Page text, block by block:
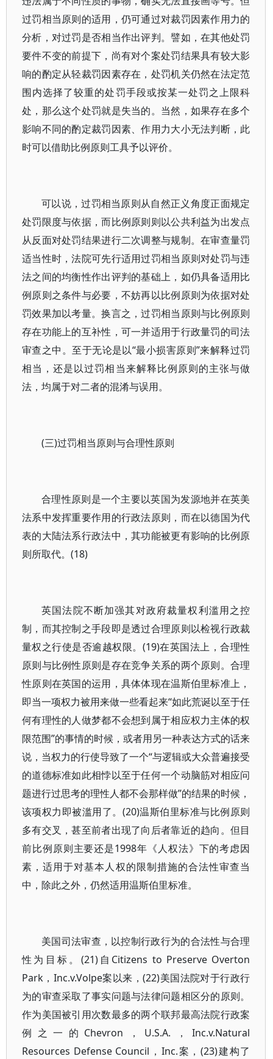
过罚相当原则的适用，仍可通过对裁罚因素作用力的
分析，对过罚是否相当作出评判。譬如，在其他处罚
要件不变的前提下，尚有对个案处罚结果具有较大影
响的酌定从轻裁罚因素存在，处罚机关仍然在法定范
围内选择了较重的处罚手段或按某一处罚之上限科
处，那么这个处罚就是失当的。当然，如果存在多个
影响不同的酌定裁罚因素、作用力大小无法判断，此
时可以借助比例原则工具予以评价。
可以说，过罚相当原则从自然正义角度正面规定
处罚限度与依据，而比例原则则以公共利益为出发点
从反面对处罚结果进行二次调整与规制。在审查量罚
适当性时，法院可先行适用过罚相当原则对处罚与违
法之间的均衡性作出评判的基础上，如仍具备适用比
例原则之条件与必要，不妨再以比例原则为依据对处
罚效果加以考量。换言之，过罚相当原则与比例原则
存在功能上的互补性，可一并适用于行政量罚的司法
审查之中。至于无论是以“最小损害原则”来解释过罚
相当，还是以过罚相当来解释比例原则的主张与做
法，均属于对二者的混淆与误用。
(三)过罚相当原则与合理性原则
合理性原则是一个主要以英国为发源地并在英美
法系中发挥重要作用的行政法原则，而在以德国为代
表的大陆法系行政法中，其功能被更有影响的比例原
则所取代。(18)
英国法院不断加强其对政府裁量权利滥用之控
制，而其控制之手段即是透过合理原则以检视行政裁
量权之行使是否逾越权限。(19)在英国法上，合理性
原则与比例性原则是存在竞争关系的两个原则。合理
性原则在英国的运用，具体体现在温斯伯里标准上，
即当一项权力被用来做一些看起来“如此荒诞以至于任
何有理性的人做梦都不会想到属于相应权力主体的权
限范围”的事情的时候，或者用另一种表达方式的话来
说，当权力的行使导致了一个“与逻辑或大众普遍接受
的道德标准如此相悖以至于任何一个动脑筋对相应问
题进行过思考的理性人都不会那样做”的结果的时候，
该项权力即被滥用了。(20)温斯伯里标准与比例原则
多有交叉，甚至前者出现了向后者靠近的趋向。但目
前比例原则主要还是1998年《人权法》下的考虑因
素，适用于对基本人权的限制措施的合法性审查当
中，除此之外，仍然适用温斯伯里标准。
美国司法审查，以控制行政行为的合法性与合理
性为目标。(21)自Citizens to Preserve Overton
Park，Inc.v.Volpe案以来，(22)美国法院对于行政行
为的审查采取了事实问题与法律问题相区分的原则。
作为美国被引用次数最多的两个联邦最高法院行政案
例之一的Chevron，U.S.A.，Inc.v.Natural
Resources Defense Council，Inc.案，(23)建构了